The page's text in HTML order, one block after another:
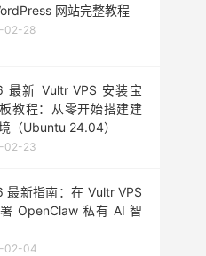
网站完整教程
02-28
最新 Vultr VPS 安装宝
教程：从零开始搭建建
（Ubuntu 24.04）
02-23
最新指南：在 Vultr VPS
署 OpenClaw 私有 AI 智
02-04